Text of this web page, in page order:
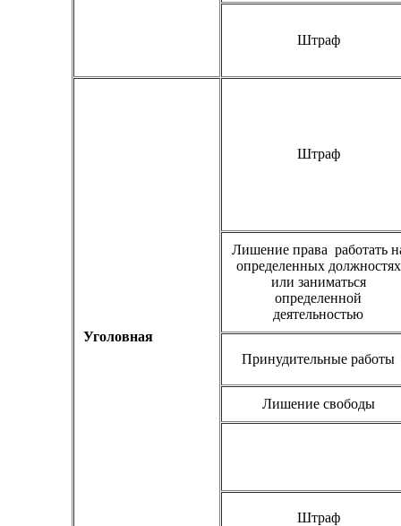
Штраф
Уголовная
Штраф
Лишение права работать
определенных должностях
или заниматься
определенной
деятельностью
Принудительные работы
Лишение свободы
Штраф